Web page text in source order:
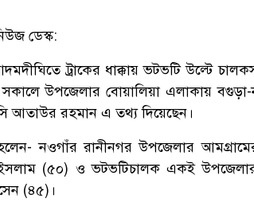
ডেস্ক:
ট্রাকের ধাক্কায় ভটভটি উল্টে
সকালে উপজেলার বোয়ালিয়া এলাকায়
আতাউর রহমান এ তথ্য দিয়েছেন।
নওগাঁর রানীনগর উপজেলার
(৫০) ও ভটভটিচালক একই উপজেলার
(৪৫)।